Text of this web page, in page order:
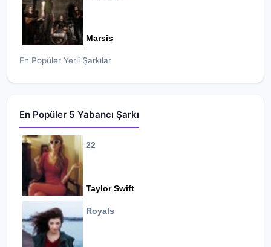
Marsis
En Popüler Yerli Şarkılar
En Popüler 5 Yabancı Şarkı
22
Taylor Swift
Royals